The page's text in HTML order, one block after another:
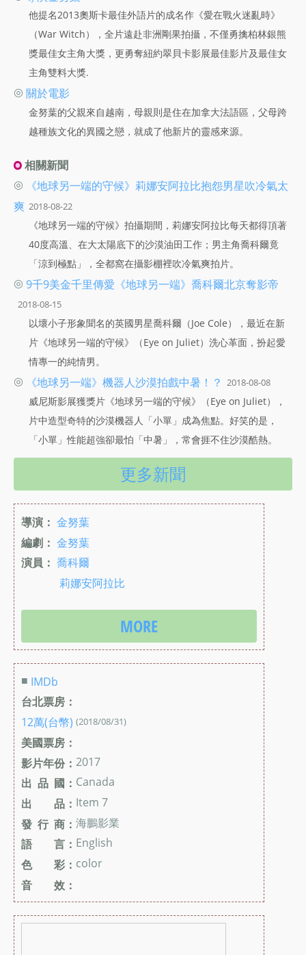
他提名2013奧斯卡最佳外語片的成名作《愛在戰火迷亂時》
（War Witch），全片遠赴非洲剛果拍攝，不僅勇擒柏林銀熊
獎最佳女主角大獎，更勇奪紐約翠貝卡影展最佳影片及最佳女
主角雙料大獎.
◎ 關於電影
金努葉的父親來自越南，母親則是住在加拿大法語區，父母跨
越種族文化的異國之戀，就成了他新片的靈感來源。
相關新聞
◎
《地球另一端的守候》莉娜安阿拉比抱怨男星吹冷氣太
爽 2018-08-22
《地球另一端的守候》拍攝期間，莉娜安阿拉比每天都得頂著
40度高溫、在大太陽底下的沙漠油田工作；男主角喬科爾竟
「涼到極點」，全都窩在攝影棚裡吹冷氣爽拍片。
◎ 9千9美金千里傳愛《地球另一端》喬科爾北京奪影帝
2018-08-15
以壞小子形象聞名的英國男星喬科爾（Joe Cole），最近在新
片《地球另一端的守候》（Eye on Juliet）洗心革面，扮起愛
情專一的純情男。
◎ 《地球另一端》機器人沙漠拍戲中暑！？ 2018-08-08
威尼斯影展獲獎片《地球另一端的守候》（Eye on Juliet），
片中造型奇特的沙漠機器人「小單」成為焦點。好笑的是，
「小單」性能超強卻最怕「中暑」，常會捱不住沙漠酷熱。
更多新聞
導演： 金努葉
編劇： 金努葉
演員： 喬科爾
莉娜安阿拉比
MORE
■ IMDb
台北票房：
12萬(台幣) (2018/08/31)
美國票房：
影片年份： 2017
出 品 國： Canada
出 品： Item 7
發 行 商： 海鵬影業
語 言： English
色 彩： color
音 效：